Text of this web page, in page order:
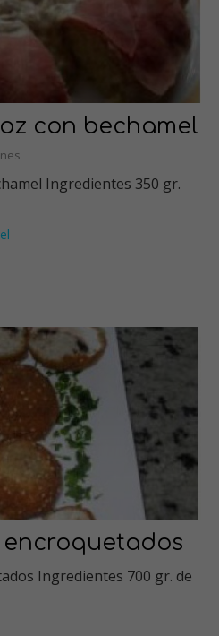
con bechamel
Ingredientes 350 gr.
Ingredientes 700 gr. de